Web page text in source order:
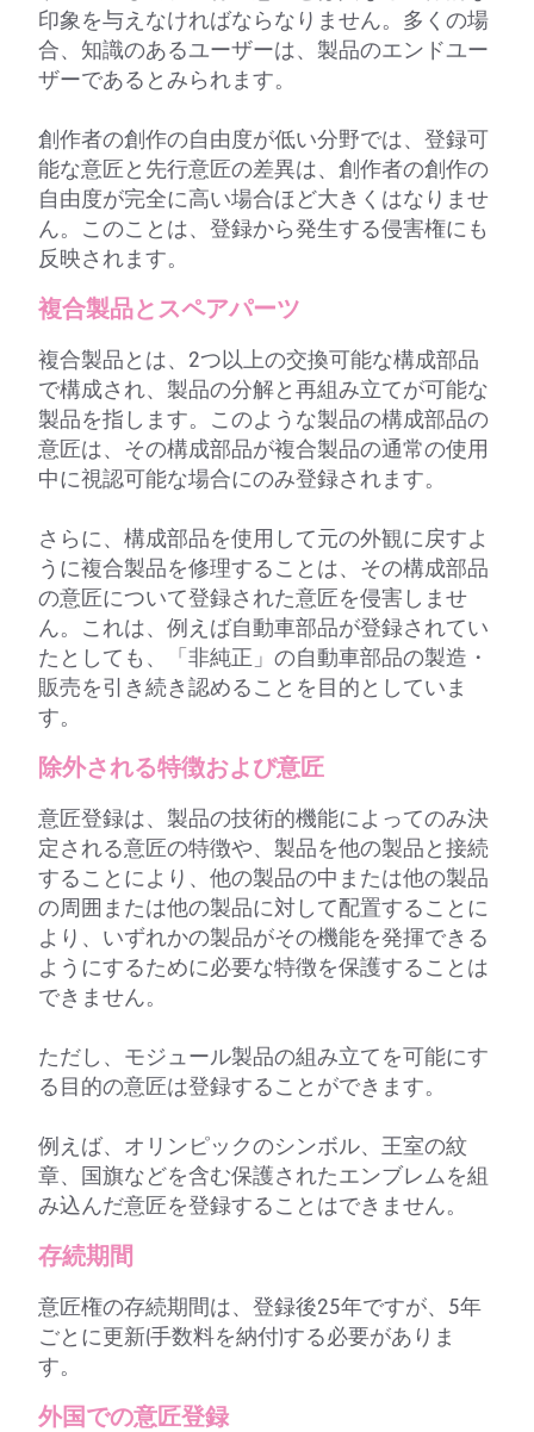
印象を与えなければならなりません。多くの場
合、知識のあるユーザーは、製品のエンドユー
ザーであるとみられます。
創作者の創作の自由度が低い分野では、登録可
能な意匠と先行意匠の差異は、創作者の創作の
自由度が完全に高い場合ほど大きくはなりませ
ん。このことは、登録から発生する侵害権にも
反映されます。
複合製品とスペアパーツ
複合製品とは、2つ以上の交換可能な構成部品
で構成され、製品の分解と再組み立てが可能な
製品を指します。このような製品の構成部品の
意匠は、その構成部品が複合製品の通常の使用
中に視認可能な場合にのみ登録されます。
さらに、構成部品を使用して元の外観に戻すよ
うに複合製品を修理することは、その構成部品
の意匠について登録された意匠を侵害しませ
ん。これは、例えば自動車部品が登録されてい
たとしても、「非純正」の自動車部品の製造・
販売を引き続き認めることを目的としていま
す。
除外される特徴および意匠
意匠登録は、製品の技術的機能によってのみ決
定される意匠の特徴や、製品を他の製品と接続
することにより、他の製品の中または他の製品
の周囲または他の製品に対して配置することに
より、いずれかの製品がその機能を発揮できる
ようにするために必要な特徴を保護することは
できません。
ただし、モジュール製品の組み立てを可能にす
る目的の意匠は登録することができます。
例えば、オリンピックのシンボル、王室の紋
章、国旗などを含む保護されたエンブレムを組
み込んだ意匠を登録することはできません。
存続期間
意匠権の存続期間は、登録後25年ですが、5年
ごとに更新(手数料を納付)する必要がありま
す。
外国での意匠登録